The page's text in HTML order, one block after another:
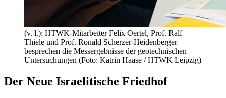
(v. l.): HTWK-Mitarbeiter Felix Oertel, Prof. Ralf
Thiele und Prof. Ronald Scherzer-Heidenberger
besprechen die Messergebnisse der geotechnischen
Untersuchungen (Foto: Katrin Haase / HTWK Leipzig)
Der Neue Israelitische Friedhof